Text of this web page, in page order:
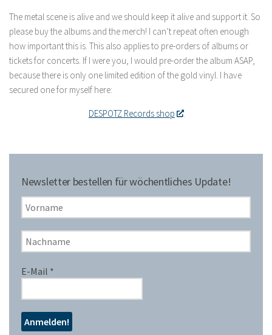
The metal scene is alive and we should keep it alive and support it. So
please buy the albums and the merch! I can’t repeat often enough
how important this is. This also applies to pre-orders of albums or
tickets for concerts. If I were you, I would pre-order the album ASAP,
because there is only one limited edition of the gold vinyl. I have
secured one for myself here:
DESPOTZ Records shop
Newsletter bestellen für wöchentliches Update!
E-Mail *